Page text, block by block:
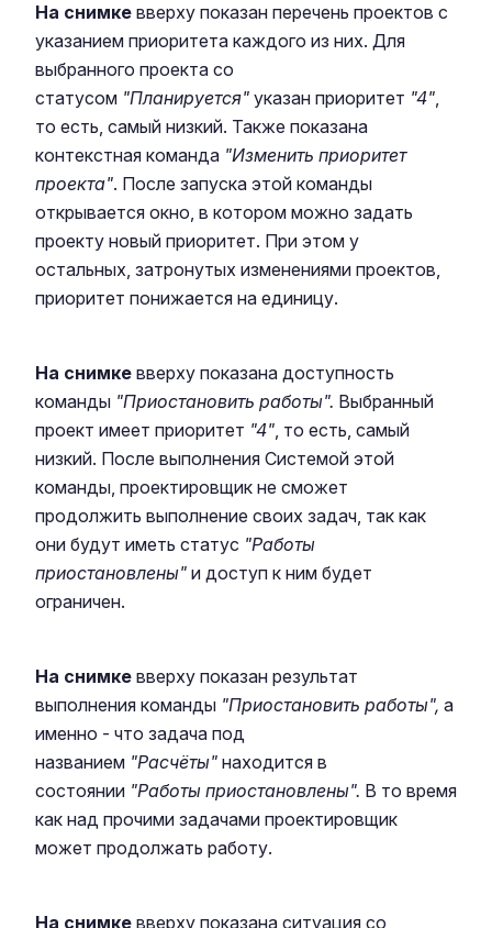
На снимке вверху показан перечень проектов с
указанием приоритета каждого из них. Для
выбранного проекта со
статусом "Планируется" указан приоритет "4",
то есть, самый низкий. Также показана
контекстная команда "Изменить приоритет
проекта". После запуска этой команды
открывается окно, в котором можно задать
проекту новый приоритет. При этом у
остальных, затронутых изменениями проектов,
приоритет понижается на единицу.
На снимке вверху показана доступность
команды "Приостановить работы". Выбранный
проект имеет приоритет "4", то есть, самый
низкий. После выполнения Системой этой
команды, проектировщик не сможет
продолжить выполнение своих задач, так как
они будут иметь статус "Работы
приостановлены" и доступ к ним будет
ограничен.
На снимке вверху показан результат
выполнения команды "Приостановить работы", а
именно - что задача под
названием "Расчёты" находится в
состоянии "Работы приостановлены". В то время
как над прочими задачами проектировщик
может продолжать работу.
На снимке вверху показана ситуация со